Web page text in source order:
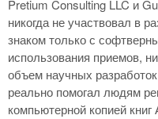
Pretium Consulting LLC и
никогда не участвовал в
знаком только с
использования приемов,
объем научных
реально помогал людям
компьютерной копией